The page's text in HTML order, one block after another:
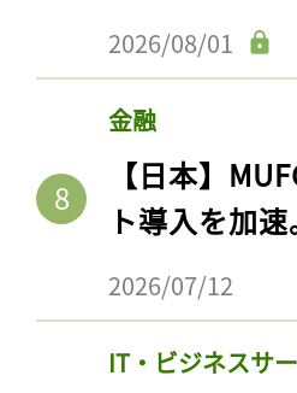
2026/08/01
金融
【日本】
ト導入を加
2026/07/12
IT・ビジネスサ